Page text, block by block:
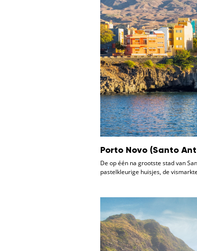
Porto Novo (Santo
De op één na grootste stad van
pastelkleurige huisjes, de